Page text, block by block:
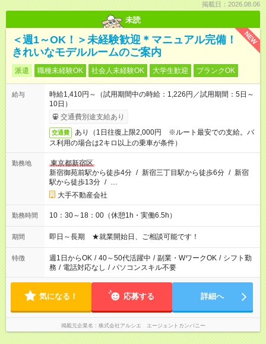
掲載日：2026.08.06
未読
NEW
＜週1～OK！＞未経験歓迎＊マニュアル完備！
きれいなモデルルームのご案内
派遣 職種未経験OK 社会人未経験OK 大学生歓迎 ブランクOK
給与
時給1,410円～（試用期間中の時給：1,226円／試用期間：5日～
10日）
交通費別途支給あり
交通費
あり（1日往復上限2,000円 ※ルート最安での支給。バ
ス利用の場合は2キロ以上の乗車が条件）
勤務地
東京都新宿区
新宿御苑前駅から徒歩4分 / 新宿三丁目駅から徒歩6分 / 新宿
駅から徒歩13分 / …
大手不動産会社
勤務時間 10：30～18：00（休憩1h・実働6.5h）
期間 即日～長期 ★就業開始日、ご相談可能です！
特徴 週1日からOK / 40～50代活躍中 / 副業・WワークOK / シフト勤
務 / 電話対応なし / パソコンスキル不要
気になる！ 応募する 詳細へ
掲載元企業名 株式会社アルシエ エージェントカンパニー